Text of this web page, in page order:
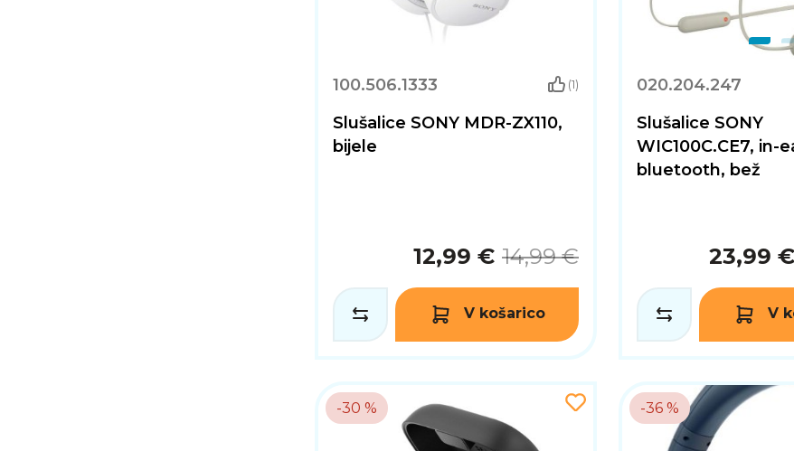
100.506.1333 (1)
Slušalice SONY MDR-ZX110,
bijele
12,99 € 14,99 €
V košarico
020.204.247
Slušalice SONY
WIC100C.CE7, in-
bluetooth, bež
23,99 €
V
-30 % -36 %